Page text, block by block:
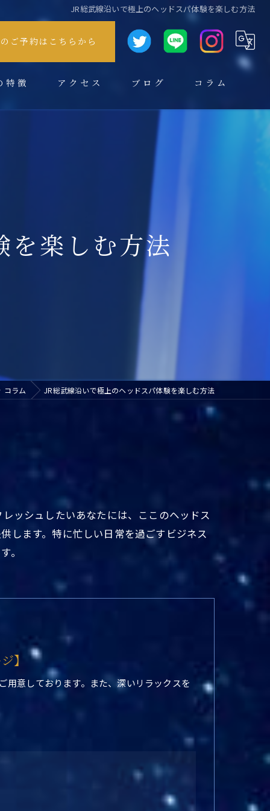
JR総武線沿いで極上のヘッドスパ体験を楽しむ方法
ご予約はこちらから
特徴
パ
アクセス ブログ コラム
を楽しむ方法
コラム JR総武線沿いで極上のヘッドスパ体験を楽しむ方法
ッシュしたいあなたには、ここのヘッドス
します。特に忙しい日常を過ごすビジネス
。
】
用意しております。また、深いリラックスを